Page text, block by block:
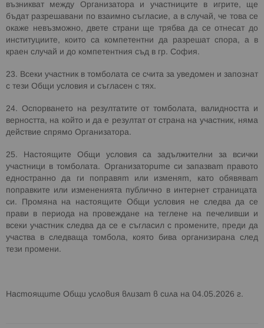
възникват между Организатора и участниците в игрите, ще
бъдат разрешавани по взаимно съгласие, а в случай, че това се
окаже невъзможно, двете страни ще трябва да се отнесат до
институциите, които са компетентни да разрешат спора, а в
краен случай и до компетентния съд в гр. София.
23. Всеки участник в томболата се счита за уведомен и запознат
с тези Общи условия и съгласен с тях.
24. Оспорването на резултатите от томболата, валидността и
верността, на който и да е резултат от страна на участник, няма
действие спрямо Организатора.
25. Настоящите Общи условия са задължителни за всички
участници в томболата. Организаторите си запазват правото
едностранно да ги поправят или изменят, като обявяват
поправките или измененията публично в интернет страницата
си. Промяна на настоящите Общи условия не следва да се
прави в периода на провеждане на теглене на печеливши и
всеки участник следва да се е съгласил с промените, преди да
участва в следваща томбола, която бива организирана след
тези промени.
Настоящите Общи условия влизат в сила на 04.05.2026 г.